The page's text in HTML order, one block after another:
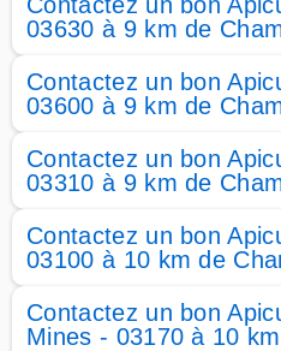
03630 à 9 km de
Contactez un bon
03600 à 9 km de
Contactez un bon
03310 à 9 km de
Contactez un bon
03100 à 10 km de
Contactez un bon
Mines - 03170 à 10